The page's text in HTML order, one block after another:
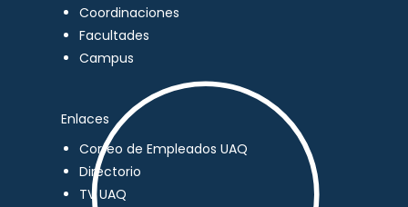
Coordinaciones
Facultades
Campus
Enlaces
Correo de Empleados UAQ
Directorio
TV UAQ